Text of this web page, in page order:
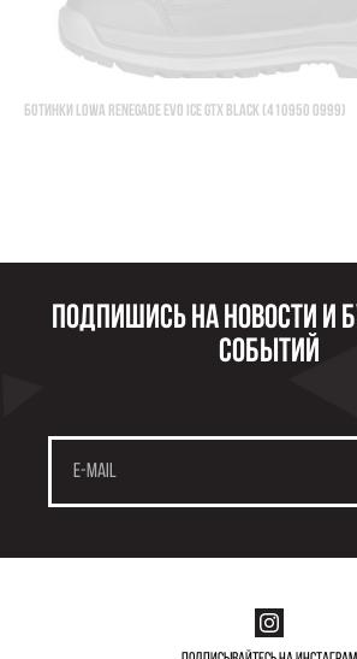
БОТИНКИ LOWA RENEGADE EVO ICE GTX BLACK (410950 0999)
Подпишись на новости и
событий